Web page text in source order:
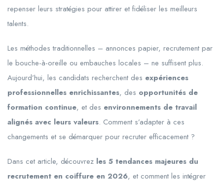
repenser leurs stratégies pour attirer et fidéliser les meilleurs
talents.
Les méthodes traditionnelles – annonces papier, recrutement par
le bouche-à-oreille ou embauches locales – ne suffisent plus.
Aujourd’hui, les candidats recherchent des expériences
professionnelles enrichissantes, des opportunités de
formation continue, et des environnements de travail
alignés avec leurs valeurs. Comment s’adapter à ces
changements et se démarquer pour recruter efficacement ?
Dans cet article, découvrez les 5 tendances majeures du
recrutement en coiffure en 2026, et comment les intégrer